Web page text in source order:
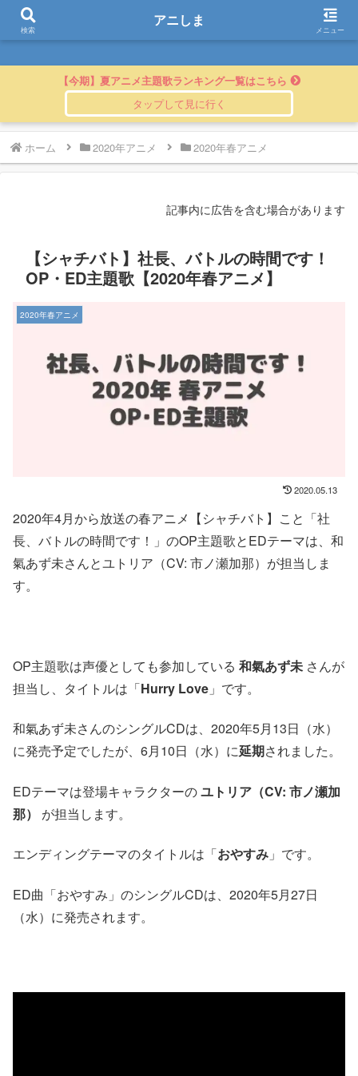
アニしま
【今期】夏アニメ主題歌ランキング一覧はこちら
ホーム 2020年アニメ 2020年春アニメ
記事内に広告を含む場合があります
【シャチバト】社長、バトルの時間です！
OP・ED主題歌【2020年春アニメ】
2020年春アニメ
2020.05.13
2020年4月から放送の春アニメ【シャチバト】こと「社
長、バトルの時間です！」のOP主題歌とEDテーマは、和
氣あず未さんとユトリア（CV: 市ノ瀬加那）が担当しま
す。
OP主題歌は声優としても参加している 和氣あず未 さんが
担当し、タイトルは「Hurry Love 」です。
和氣あず未さんのシングルCDは、2020年5月13日（水）
に発売予定でしたが、6月10日（水）に延期されました。
EDテーマは登場キャラクターのユトリア（CV: 市ノ瀬加
那）
が担当します。
エンディングテーマのタイトルは「おやすみ 」です。
ED曲「おやすみ」のシングルCDは、2020年5月27日
（水）に発売されます。
検索
アニしま
メニュー